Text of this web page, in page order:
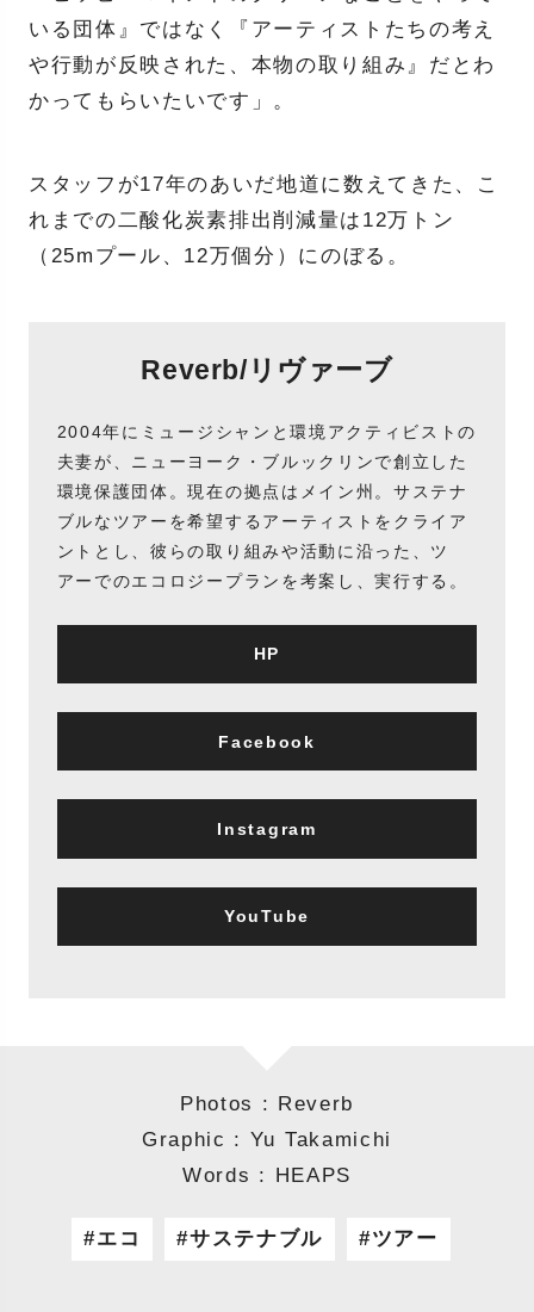
いる団体』ではなく『アーティストたちの考え
や行動が反映された、本物の取り組み』だとわ
かってもらいたいです」。
スタッフが17年のあいだ地道に数えてきた、こ
れまでの二酸化炭素排出削減量は12万トン
（25mプール、12万個分）にのぼる。
Reverb/リヴァーブ
2004年にミュージシャンと環境アクティビストの
夫妻が、ニューヨーク・ブルックリンで創立した
環境保護団体。現在の拠点はメイン州。サステナ
ブルなツアーを希望するアーティストをクライア
ントとし、彼らの取り組みや活動に沿った、ツ
アーでのエコロジープランを考案し、実行する。
HP
Facebook
Instagram
YouTube
Photos : Reverb
Graphic : Yu Takamichi
Words : HEAPS
エコ サステナブル ツアー